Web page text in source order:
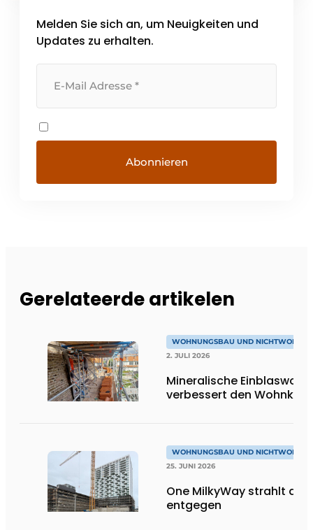
Energieeffizienz von [...]
Melden Sie sich an, um Neuigkeiten und
Updates zu erhalten.
Gerelateerde artikelen
WOHNUNGSBAU UND
2. JULI 2026
Mineralische Einblaswolle
verbessert den
WOHNUNGSBAU UND
25. JUNI 2026
One MilkyWay strahlt dir
entgegen